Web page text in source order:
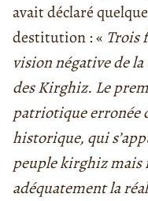
avait déclaré
destitution : « Trois
vision négative de
des Kirghiz. Le
patriotique erronée
historique, qui
peuple kirghiz mais
adéquatement la